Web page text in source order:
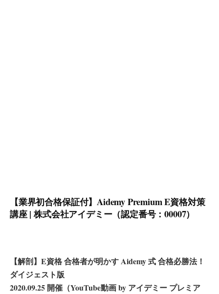
【業界初合格保証付】Aidemy Premium E資格対策
講座 | 株式会社アイデミー（認定番号：00007）
【解剖】E資格 合格者が明かす Aidemy 式 合格必勝法！
ダイジェスト版
2020.09.25 開催（YouTube動画 by アイデミー プレミア